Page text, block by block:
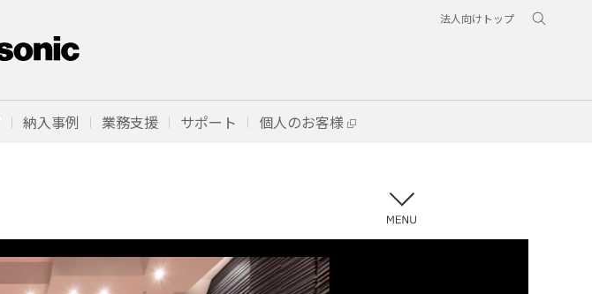
法人向けトップ
納入事例 業務支援 サポート 個人のお客様